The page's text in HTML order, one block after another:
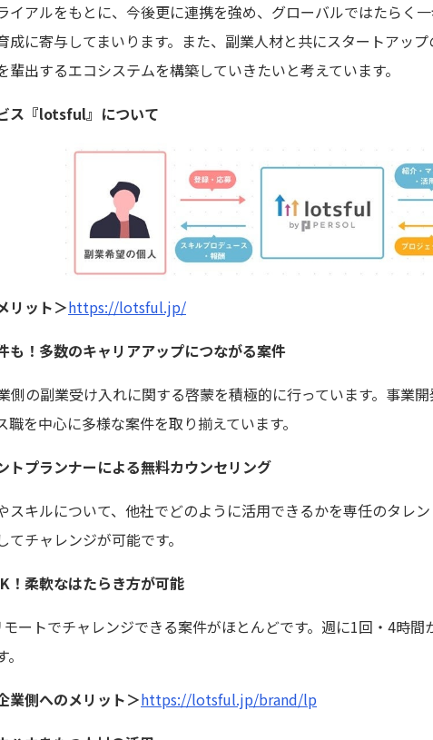
イアルをもとに、今後更に連携を強め、グローバルではたらく
成に寄与してまいります。また、副業人材と共にスタートアッ
輩出するエコシステムを構築していきたいと考えています。
ス『lotsful』について
リット＞https://lotsful.jp/
も！多数のキャリアアップにつながる案件
側の副業受け入れに関する啓蒙を積極的に行っています。事業
職を中心に多様な案件を取り揃えています。
トプランナーによる無料カウンセリング
スキルについて、他社でどのように活用できるかを専任のタレ
チャレンジが可能です。
！柔軟なはたらき方が可能
ートでチャレンジできる案件がほとんどです。週に1回・4時
業側へのメリット＞https://lotsful.jp/brand/lp